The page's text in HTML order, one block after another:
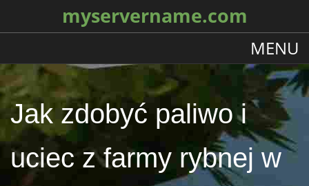
myservername.com
MENU
Jak zdobyć paliwo i
uciec z farmy rybnej w